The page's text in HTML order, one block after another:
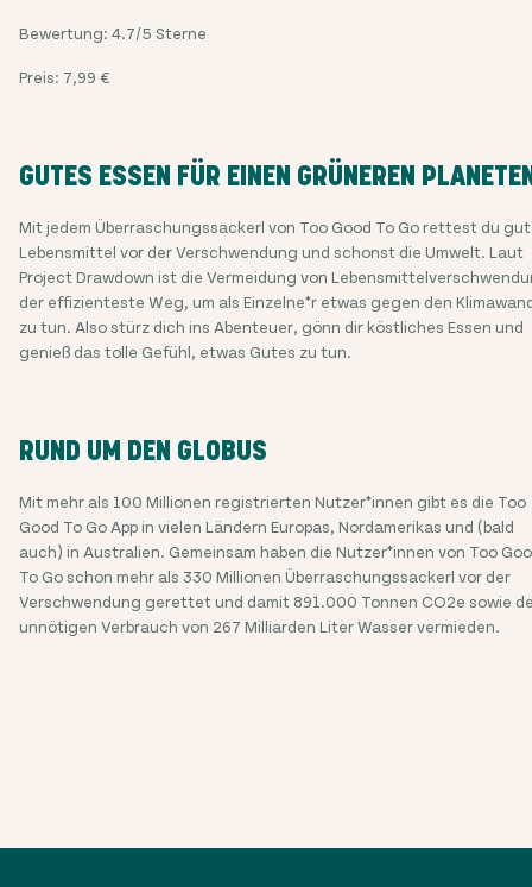
Bewertung: 4.7/5 Sterne
Preis: 7,99 €
GUTES ESSEN FÜR EINEN GRÜNEREN
Mit jedem Überraschungssackerl von Too Good To Go rettest du
Lebensmittel vor der Verschwendung und schonst die Umwelt. Laut
Project Drawdown ist die Vermeidung von
der effizienteste Weg, um als Einzelne*r etwas gegen den
zu tun. Also stürz dich ins Abenteuer, gönn dir köstliches Essen und
genieß das tolle Gefühl, etwas Gutes zu tun.
RUND UM DEN GLOBUS
Mit mehr als 100 Millionen registrierten Nutzer*innen gibt es die Too
Good To Go App in vielen Ländern Europas, Nordamerikas und (bald
auch) in Australien. Gemeinsam haben die Nutzer*innen von Too
To Go schon mehr als 330 Millionen Überraschungssackerl vor der
Verschwendung gerettet und damit 891.000 Tonnen CO2e sowie
unnötigen Verbrauch von 267 Milliarden Liter Wasser vermieden.